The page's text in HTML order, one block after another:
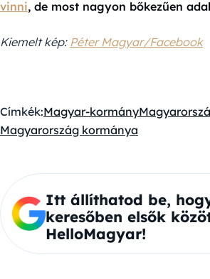
vinni, de most nagyon bőkezűen
Kiemelt kép: Péter Magyar/Facebook
Címkék:Magyar-kormány
Magyarország kormánya
Itt állíthatod be,
keresőben elsők
HelloMagyar!